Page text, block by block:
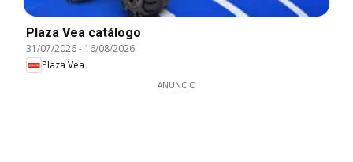
Plaza Vea catálogo
31/07/2026- 16/08/2026
Plaza Vea
ANUNCIO